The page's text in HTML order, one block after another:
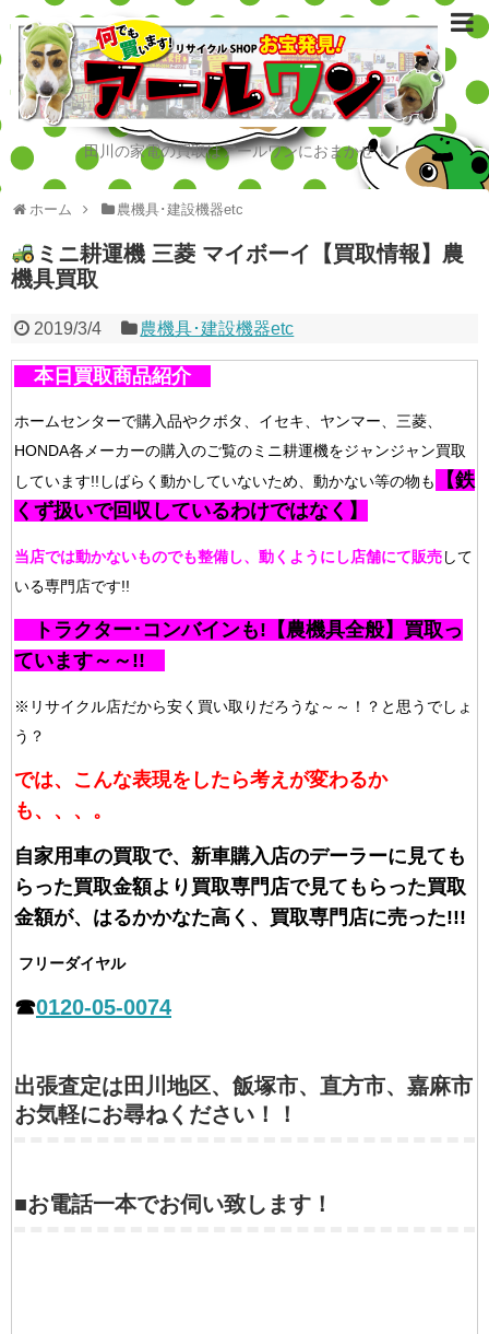
田川の家電の買取はアールワンにおまかせ！！
ホーム 農機具･建設機器etc
ミニ耕運機 三菱 マイボーイ【買取情報】農
機具買取
2019/3/4 農機具･建設機器etc
本日買取商品紹介
ホームセンターで購入品やクボタ、イセキ、ヤンマー、三菱、
HONDA各メーカーの購入のご覧のミニ耕運機をジャンジャン買取
しています!!しばらく動かしていないため、動かない等の物も
【鉄
くず扱いで回収しているわけではなく】
当店では動かないものでも整備し、動くようにし店舗にて販売 して
いる専門店です!!
トラクター･コンバインも!【農機具全般】買取っ
ています～～!!
※リサイクル店だから安く買い取りだろうな～～！？と思うでしょ
う？
では、こんな表現をしたら考えが変わるか
も、、、。
自家用車の買取で、新車購入店のデーラーに見ても
らった買取金額より買取専門店で見てもらった買取
金額が、はるかかなた高く、買取専門店に売った!!!
フリーダイヤル
☎0120-05-0074
出張査定は田川地区、飯塚市、直方市、嘉麻市
お気軽にお尋ねください！！
■お電話一本でお伺い致します！